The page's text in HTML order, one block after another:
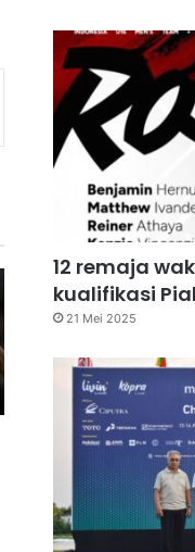
12 remaja
kualifikasi
21 Mei 2025